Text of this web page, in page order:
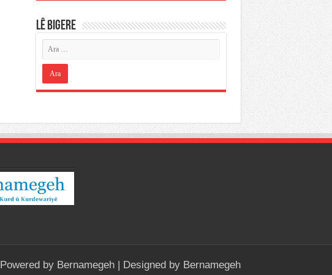
LÊ BIGERE
Powered by Bernamegeh| Designed by Bernamegeh